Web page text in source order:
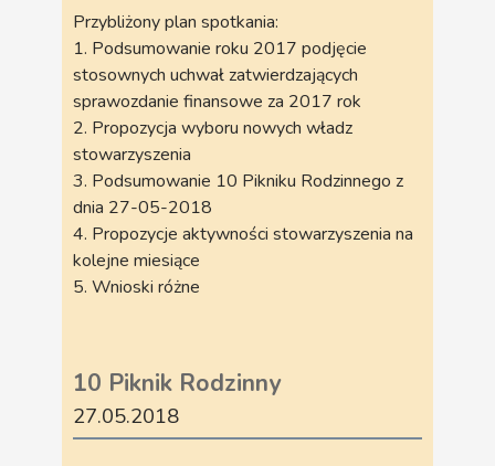
Przybliżony plan spotkania:
1. Podsumowanie roku 2017 podjęcie
stosownych uchwał zatwierdzających
sprawozdanie finansowe za 2017 rok
2. Propozycja wyboru nowych władz
stowarzyszenia
3. Podsumowanie 10 Pikniku Rodzinnego z
dnia 27-05-2018
4. Propozycje aktywności stowarzyszenia na
kolejne miesiące
5. Wnioski różne
10 Piknik Rodzinny
27.05.2018